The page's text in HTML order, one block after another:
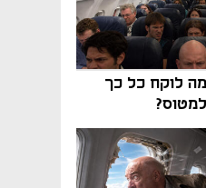
לוקח כל כך